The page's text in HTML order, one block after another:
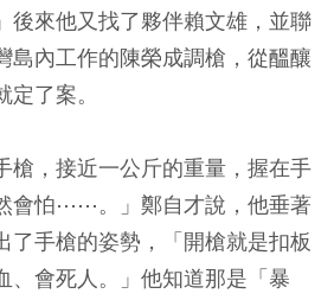
後來他又找了夥伴賴文雄，並聯
島內工作的陳榮成調槍，從醞釀
了案。
槍，接近一公斤的重量，握在手
會怕⋯⋯。」鄭自才說，他垂著
了手槍的姿勢，「開槍就是扣板
、會死人。」他知道那是「暴